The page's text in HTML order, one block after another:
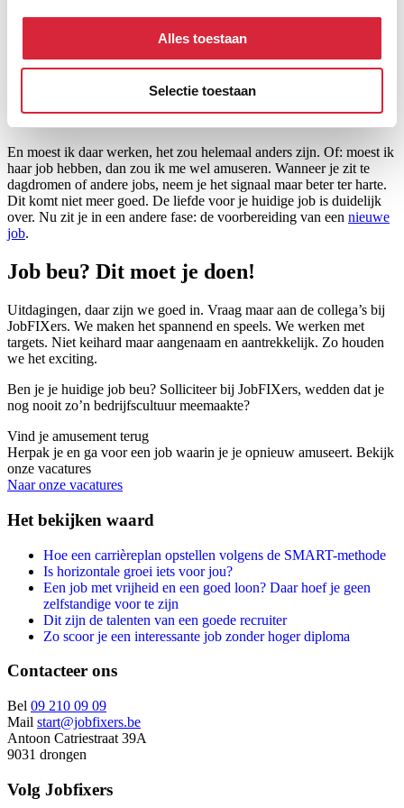
Alles toestaan
Selectie toestaan
gevolg van het beu zijn van je job. Alles is troebel en niks is nog op
orde.Een nieuwe jobkan helpen om die grens weer duidelijk te
8. Elders met je gedachten
En moest ik daar werken, het zou helemaal anders zijn. Of: moest ik
haar job hebben, dan zou ik me wel amuseren. Wanneer je zit te
dagdromen of andere jobs, neem je het signaal maar beter ter harte.
Dit komt niet meer goed. De liefde voor je huidige job is duidelijk
over. Nu zit je in een andere fase: de voorbereiding van een nieuwe
job.
Job beu? Dit moet je doen!
Uitdagingen, daar zijn we goed in. Vraag maar aan de collega’s bij
JobFIXers. We maken het spannend en speels. We werken met
targets. Niet keihard maar aangenaam en aantrekkelijk. Zo houden
we het exciting.
Ben je je huidige job beu? Solliciteer bij JobFIXers, wedden dat je
nog nooit zo’n bedrijfscultuur meemaakte?
Vind je amusement terug
Herpak je en ga voor een job waarin je je opnieuw amuseert. Bekijk
onze vacatures
Naar onze vacatures
Het bekijken waard
Hoe een carrièreplan opstellen volgens de SMART-methode
Is horizontale groei iets voor jou?
Een job met vrijheid en een goed loon? Daar hoef je geen
zelfstandige voor te zijn
Dit zijn de talenten van een goede recruiter
Zo scoor je een interessante job zonder hoger diploma
Contacteer ons
Bel 09 210 09 09
Mail start@jobfixers.be
Antoon Catriestraat 39A
9031 drongen
Volg Jobfixers